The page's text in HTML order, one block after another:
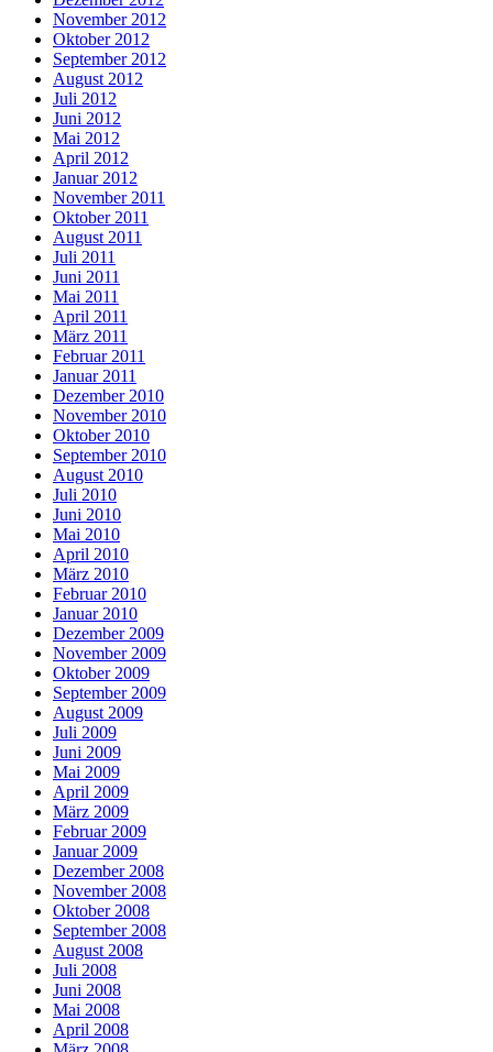
November 2012
Oktober 2012
September 2012
August 2012
Juli 2012
Juni 2012
Mai 2012
April 2012
Januar 2012
November 2011
Oktober 2011
August 2011
Juli 2011
Juni 2011
Mai 2011
April 2011
März 2011
Februar 2011
Januar 2011
Dezember 2010
November 2010
Oktober 2010
September 2010
August 2010
Juli 2010
Juni 2010
Mai 2010
April 2010
März 2010
Februar 2010
Januar 2010
Dezember 2009
November 2009
Oktober 2009
September 2009
August 2009
Juli 2009
Juni 2009
Mai 2009
April 2009
März 2009
Februar 2009
Januar 2009
Dezember 2008
November 2008
Oktober 2008
September 2008
August 2008
Juli 2008
Juni 2008
Mai 2008
April 2008